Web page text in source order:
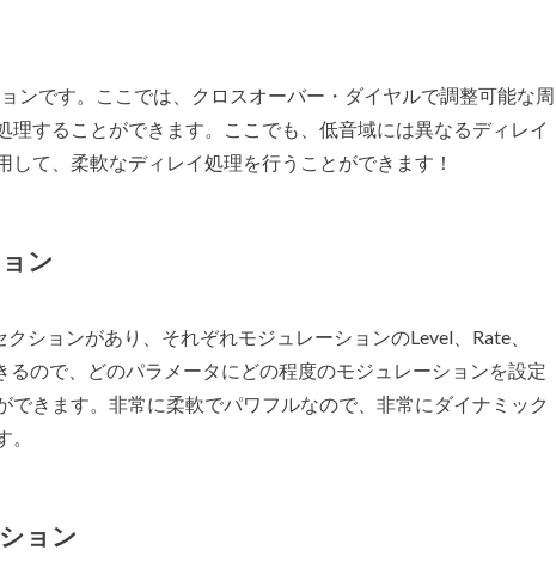
ンです。ここでは、クロスオーバー・ダイヤルで調整可能な周
理することができます。ここでも、低音域には異なるディレイ
て、柔軟なディレイ処理を行うことができます！
ン
ションがあり、それぞれモジュレーションのLevel、Rate、
るので、どのパラメータにどの程度のモジュレーションを設定
できます。非常に柔軟でパワフルなので、非常にダイナミック
ョン